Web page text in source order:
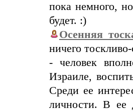
пока немного,
будет. :)
ничего
- человек
Израиле,
Среди ее
личности. В ее